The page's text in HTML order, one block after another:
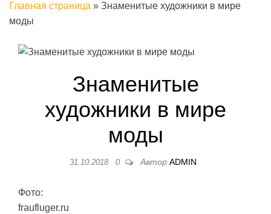
Главная страница » Знаменитые художники в мире
моды
Знаменитые
художники в мире
моды
31.10.2018 0 Автор ADMIN
Фото:
fraufluger.ru